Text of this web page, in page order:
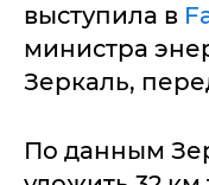
выступила в
министра
Зеркаль,
По данным